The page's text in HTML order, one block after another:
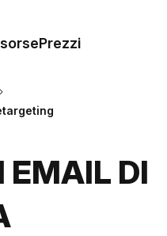
Prezzi
EMAIL DI